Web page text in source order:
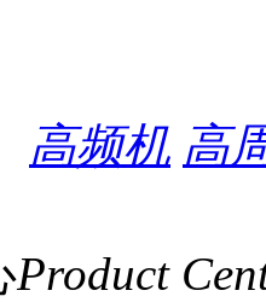
高频机 高
Product